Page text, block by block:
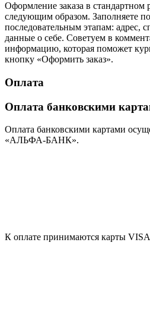
Оформление заказа в стандартном
следующим образом. Заполняете
последовательным этапам: адрес,
данные о себе. Советуем в
информацию, которая поможет
кнопку «Оформить заказ».
Оплата
Оплата банковскими
Оплата банковскими картами
«АЛЬФА-БАНК».
К оплате принимаются карты